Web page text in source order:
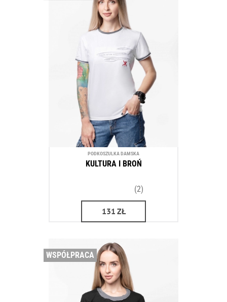
PODKOSZULKA DAMSKA
KULTURA I BROŃ
(2)
131 ZŁ
WSPÓŁPRACA